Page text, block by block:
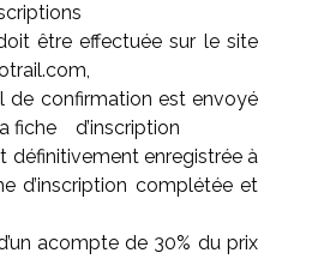
être effectuée sur le site
confirmation est envoyé
fiche d’inscription
enregistrée à
d’inscription complétée et
acompte de 30% du prix